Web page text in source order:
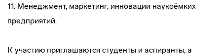
11. Менеджмент, маркетинг, инновации наукоёмких
предприятий.
К участию приглашаются студенты и аспиранты, а